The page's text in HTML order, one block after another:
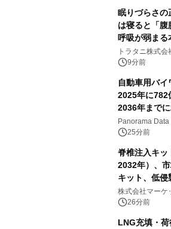
眠りづらさ
は寝ると「
呼吸が弱まる
トラタニ株式会
9分前
自動車用バイ
2025年に782
2036年まで
に達すると予
（2026年～
Panorama Data
25分前
脊椎注入キッ
2032年）、
キット、低侵
分析レポート
株式会社マーケ
26分前
LNG充填・